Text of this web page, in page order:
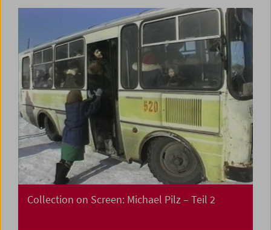
Collection on Screen: Michael Pilz – Teil 2